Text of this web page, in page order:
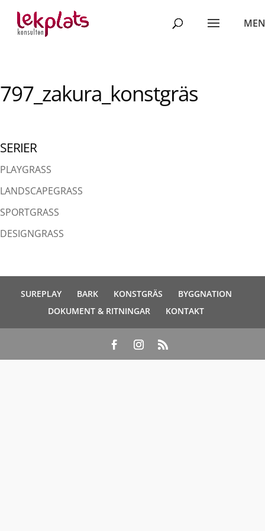
797_zakura_konstgräs
SERIER
PLAYGRASS
LANDSCAPEGRASS
SPORTGRASS
DESIGNGRASS
SUREPLAY BARK KONSTGRÄS
BYGGNATION
DOKUMENT & RITNINGAR
KONTAKT